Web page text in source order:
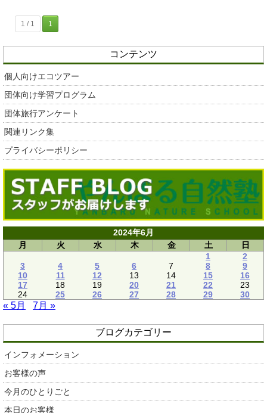
1 / 1 1
コンテンツ
個人向けエコツアー
団体向け学習プログラム
団体旅行アンケート
関連リンク集
プライバシーポリシー
2024年6月
月
火 水 木 金 土
日
1
2
3
4 5 6 7 8
9
10
11 12 13 14 15
16
17
18 19 20 21 22
23
24
25 26 27 28 29 30
« 5月 7月 »
ブログカテゴリー
インフォメーション
お客様の声
今月のひとりごと
本日のお客様